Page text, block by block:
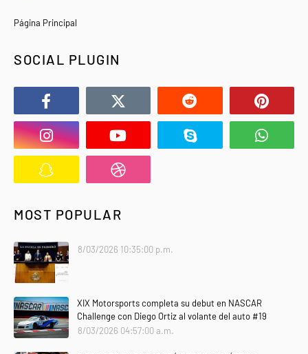
Página Principal
SOCIAL PLUGIN
MOST POPULAR
8/03/2026 10:35:00 p.m.
XIX Motorsports completa su debut en NASCAR
Challenge con Diego Ortiz al volante del auto #19
8/03/2026 04:57:00 a.m.